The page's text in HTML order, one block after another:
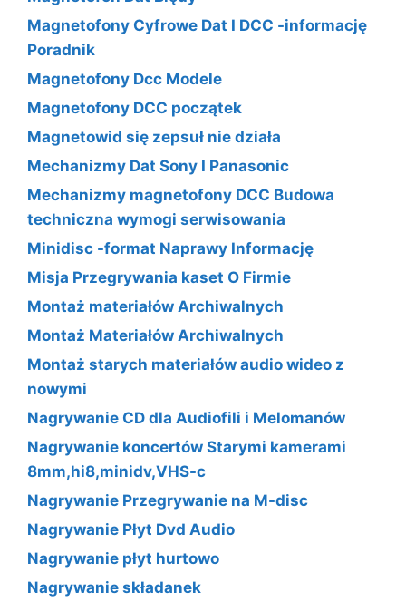
Magnetofony Cyfrowe Dat I DCC -informację
Poradnik
Magnetofony Dcc Modele
Magnetofony DCC początek
Magnetowid się zepsuł nie działa
Mechanizmy Dat Sony I Panasonic
Mechanizmy magnetofony DCC Budowa
techniczna wymogi serwisowania
Minidisc -format Naprawy Informację
Misja Przegrywania kaset O Firmie
Montaż materiałów Archiwalnych
Montaż Materiałów Archiwalnych
Montaż starych materiałów audio wideo z
nowymi
Nagrywanie CD dla Audiofili i Melomanów
Nagrywanie koncertów Starymi kamerami
8mm,hi8,minidv,VHS-c
Nagrywanie Przegrywanie na M-disc
Nagrywanie Płyt Dvd Audio
Nagrywanie płyt hurtowo
Nagrywanie składanek